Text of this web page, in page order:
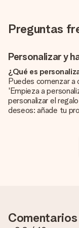
Preguntas
Personalizar y
¿Qué es
Puedes comenzar a
'Empieza a
personalizar el
deseos: añade tu
¿La
El precio que se
satisfecho con tu
Comentarios